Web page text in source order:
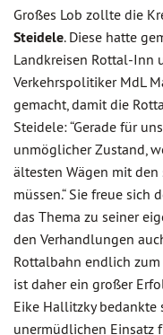
Großes Lob zollte die
Steidele. Diese hatte
Landkreisen Rottal-Inn
Verkehrspolitiker MdL
gemacht, damit die
Steidele: “Gerade für
unmöglicher Zustand,
ältesten Wägen mit
müssen.“ Sie freue sich
das Thema zu seiner
den Verhandlungen
Rottalbahn endlich zum
ist daher ein großer
Eike Hallitzky
unermüdlichen Einsatz